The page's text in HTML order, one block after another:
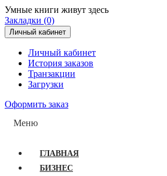
Умные книги живут здесь
Закладки (0)
Личный кабинет
Личный кабинет
История заказов
Транзакции
Загрузки
Оформить заказ
Меню
ГЛАВНАЯ
БИЗНЕС